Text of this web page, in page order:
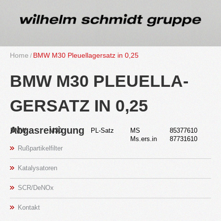
Home BMW M30 Pleu­el­la­gersatz in 0,25
BMW M30 PLEU­EL­LA­
GERSATZ IN 0,25
BMW M30 PL-Satz MS 85377610
Ms.​ers.​in
87731610
Ab­gas­rei­ni­gung
Ruß­par­ti­kel­fil­ter
Ka­ta­ly­sa­to­ren
SCR/DeNOx
Kon­takt